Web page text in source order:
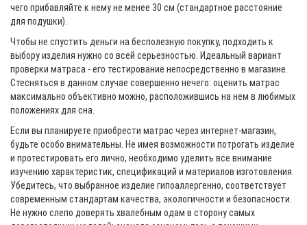
чего прибавляйте к нему не менее 30 см (стандартное расстояние
для подушки).
Чтобы не спустить деньги на бесполезную покупку, подходить к
выбору изделия нужно со всей серьезностью. Идеальный вариант
проверки матраса - его тестирование непосредственно в магазине.
Стесняться в данном случае совершенно нечего: оценить матрас
максимально объективно можно, расположившись на нем в любимых
положениях для сна.
Если вы планируете приобрести матрас через интернет-магазин,
будьте особо внимательны. Не имея возможности потрогать изделие
и протестировать его лично, необходимо уделить все внимание
изучению характеристик, спецификаций и материалов изготовления.
Убедитесь, что выбранное изделие гипоаллергенно, соответствует
современным стандартам качества, экологичности и безопасности.
Не нужно слепо доверять хвалебным одам в сторону самых